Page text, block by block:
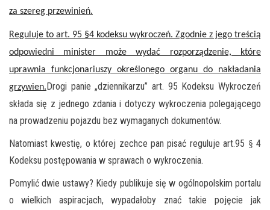
za szereg przewinień.
Reguluje to art. 95 §4 kodeksu wykroczeń. Zgodnie z jego treścią
odpowiedni minister może wydać rozporządzenie, które
uprawnia funkcjonariuszy określonego organu do nakładania
grzywien.Drogi panie „dziennikarzu” art. 95 Kodeksu Wykroczeń
składa się z jednego zdania i dotyczy wykroczenia polegającego
na prowadzeniu pojazdu bez wymaganych dokumentów.
Natomiast kwestię, o której zechce pan pisać reguluje art.95 § 4
Kodeksu postępowania w sprawach o wykroczenia.
Pomylić dwie ustawy? Kiedy publikuje się w ogólnopolskim portalu
o wielkich aspiracjach, wypadałoby znać takie pojęcie jak